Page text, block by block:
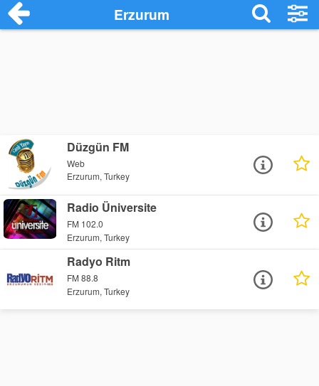
Erzurum
Düzgün FM
Web
Erzurum, Turkey
Radio Üniversite
FM 102.0
Erzurum, Turkey
Radyo Ritm
FM 88.8
Erzurum, Turkey